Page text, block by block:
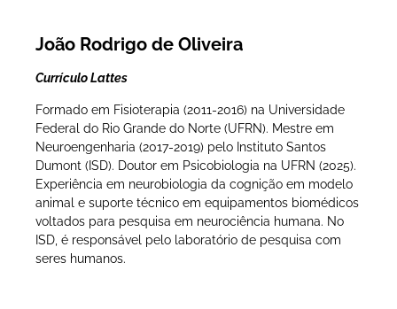
João Rodrigo de Oliveira
Currículo Lattes
Formado em Fisioterapia (2011-2016) na Universidade
Federal do Rio Grande do Norte (UFRN). Mestre em
Neuroengenharia (2017-2019) pelo Instituto Santos
Dumont (ISD). Doutor em Psicobiologia na UFRN (2025).
Experiência em neurobiologia da cognição em modelo
animal e suporte técnico em equipamentos biomédicos
voltados para pesquisa em neurociência humana. No
ISD, é responsável pelo laboratório de pesquisa com
seres humanos.